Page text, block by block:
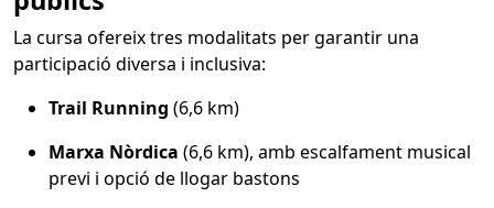
La cursa ofereix tres modalitats per garantir una
participació diversa i inclusiva:
Trail Running (6,6 km)
Marxa Nòrdica (6,6 km), amb escalfament musical
previ i opció de llogar bastons